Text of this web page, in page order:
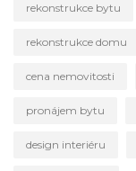
rekonstrukce bytu
rekonstrukce domu
cena nemovitosti
pronájem bytu
design interiéru